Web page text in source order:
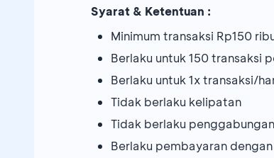
Syarat & Ketentuan :
Minimum transaksi Rp150
Berlaku untuk 150 transaksi
Berlaku untuk 1x transaksi/
Tidak berlaku kelipatan
Tidak berlaku
Berlaku pembayaran